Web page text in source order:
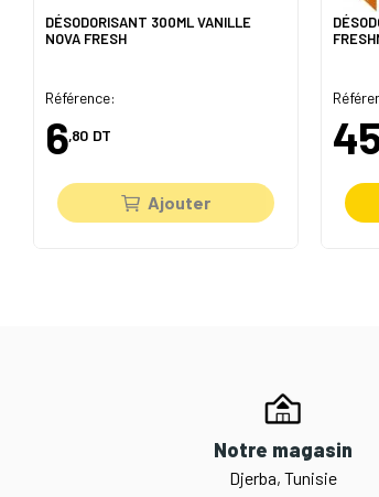
DÉSODORISANT 300ML VANILLE
NOVA FRESH
Référence:
6,80 DT
Ajouter
Notre magasin
Djerba, Tunisie